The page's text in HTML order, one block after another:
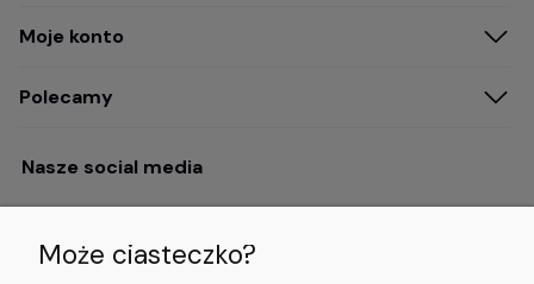
Moje konto
Polecamy
Nasze social media
Opinie i wyróżnienia
Może ciasteczko?